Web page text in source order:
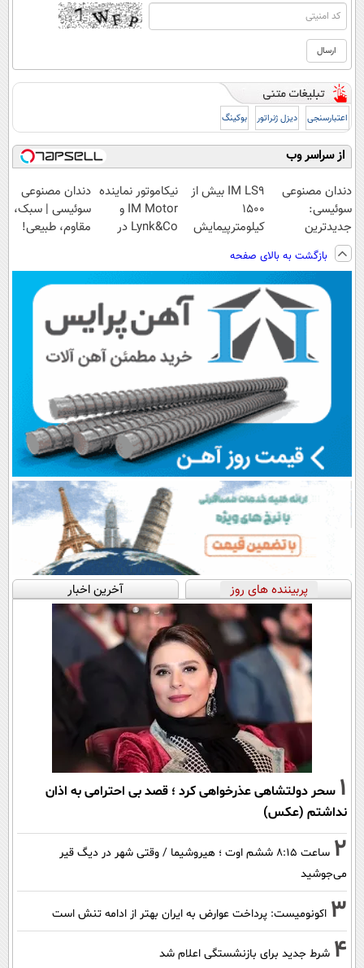
اعتبارسنجی دیزل ژنراتور بوکینگ
از سراسر وب
دندان مصنوعی
سوئیسی:
جدیدترین
فناوری اروپا،
سبک و مقاوم |
پرداخت قسطی
IM LS9 بیش از
1500
کیلومترپیمایش
نیکاموتور نماینده
IM Motor و
Lynk&Co در
دندان مصنوعی
سوئیسی | سبک،
مقاوم، طبیعی!
اقساطی😍
بازگشت به بالای صفحه
پربیننده های روز آخرین اخبار
1 سحر دولتشاهی عذرخواهی کرد ؛ قصد بی احترامی به اذان
نداشتم (عکس)
2
ساعت ۸:۱۵ ششم اوت ؛ هیروشیما / وقتی شهر در دیگ قیر
می‌جوشید
3 اکونومیست: پرداخت عوارض به ایران بهتر از ادامه تنش است
4 شرط جدید برای بازنشستگی اعلام شد